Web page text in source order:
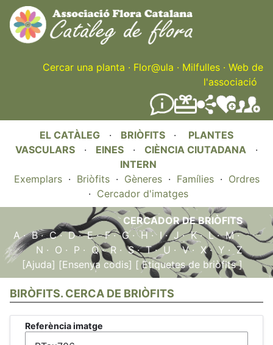
Skip
to
main
content
Cercar una planta · Flor@ula · Milfulles · Web de
l'associació
EL CATÀLEG · BRIÒFITS · PLANTES
VASCULARS · EINES · CIÈNCIA CIUTADANA ·
INTERN
Exemplars· Briòfits· Gèneres· Famílies· Ordres
· Cercador d'imatges
CERCADOR DE BRIÒFITS
A·B·C·D·E·F·G·H · I·J·K·L·M·
N · O · P · Q·R ·S·T·U ·V· X·Y ·Z
[Ajuda] [Ensenya codis] [ Etiquetes de briòfits ]
BIRÒFITS. CERCA DE BRIÒFITS
Referència imatge